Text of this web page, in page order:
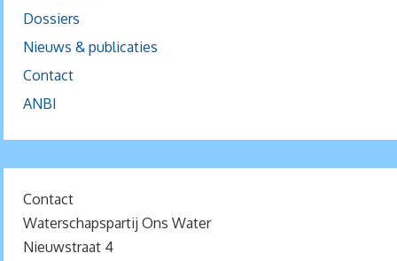
Dossiers
Nieuws & publicaties
Contact
ANBI
Contact
Waterschapspartij Ons Water
Nieuwstraat 4